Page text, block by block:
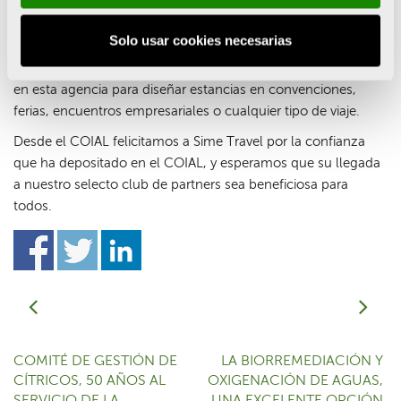
Solo usar cookies necesarias
Travel tiene capacidad para organizar desplazamientos a la
carta bajo demanda. Son muchas las empresas que confían
en esta agencia para diseñar estancias en convenciones,
ferias, encuentros empresariales o cualquier tipo de viaje.
Desde el COIAL felicitamos a Sime Travel por la confianza
que ha depositado en el COIAL, y esperamos que su llegada
a nuestro selecto club de partners sea beneficiosa para
todos.
COMITÉ DE GESTIÓN DE
CÍTRICOS, 50 AÑOS AL
LA BIORREMEDIACIÓN Y
OXIGENACIÓN DE AGUAS,